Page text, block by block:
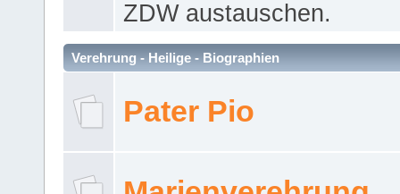
ZDW austauschen.
Verehrung - Heilige - Biographien
Pater Pio